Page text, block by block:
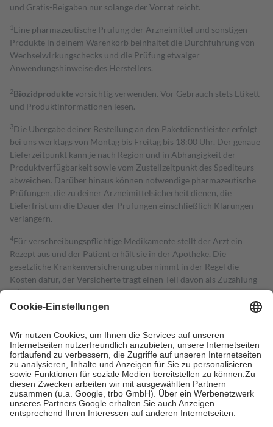
und Gratis-Beigaben nur solange der Vorrat reicht.
1 Eine pharmazeutische Prüfung der Arzneimittel und sonstigen
Produkte in deinem Warenkorb beinhaltet die Durchführung von
Wechselwirkungschecks und die Prüfung etwaiger
Anwendungshinweise des Herstellers.
2Biozidproduktevorsichtig verwenden. Vor Gebrauch stets Etikett
und Produktinformationen lesen.
3Die Übergabe deiner Bestellung an den Paketdienstleister erfolgt
bei uns werktags von Montag bis Freitag bis 18:00 Uhr. Der genaue
Lieferzeitpunkt kann je nach Region und in Abhängigkeit der
Produktverfügbarkeit sowie vom Zustellzeitpunkt des Spediteurs
abweichen. Darüber hinaus können notwendige pharmazeutische
Prüfungen, die zu deiner Arzneimittelsicherheit dienen, die
Lieferfrist um die Dauer der Prüfungen einschließlich Klärungen
verlängern.
4Für verschreibungspflichtige Medikamente stellt der Arzt ein
Rezept aus und der Patient erhält sie in der Apotheke. Die
gesetzliche Krankenversicherung übernimmt in der Regel die
Kosten dafür, der Versicherte trägt einen Teil davon als Zuzahlung
mit.
Grundsätzlich leisten Mitglieder Zuzahlungen in Höhe von zehn
höchstens zehn Euro.
Es sind jedoch nie mehr als die tatsächlichen
Kosten der Leistung zu entrichten.
Diese Regeln gelten grundsätzlich auch für Online-Apotheken.
Bei Heilmitteln und häuslicher Krankenpflege beträgt die
Zuzahlung zehn Prozent der Kosten sowie zehn Euro je
Verordnung.
Um das Engagement der Versicherten für ihre eigene Gesundheit zu
stärken und die besondere Stellung der Familie zu unterstützen,